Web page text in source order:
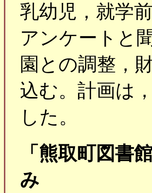
乳幼児，就学
アンケートと
園との調整，
込む。計画は
した。
「熊取町図書
み